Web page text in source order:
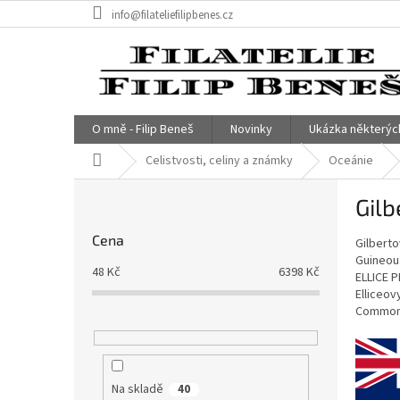
na
info@filateliefilipbenes.cz
O mně - Filip Beneš Novinky Ukázka
Domů Celistvosti, celiny a známky Oceánie
Cena
48 Kč 6398 Kč
Na skladě 40
ELLICE